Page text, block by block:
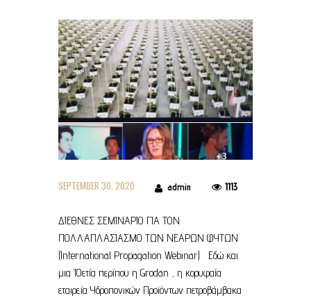
SEPTEMBER 30, 2020 admin 1113
ΔΙΕΘΝΕΣ ΣΕΜΙΝΑΡΙΟ ΓΙΑ ΤΟΝ
ΠΟΛΛΑΠΛΑΣΙΑΣΜΟ ΤΩΝ ΝΕΑΡΩΝ ΦΥΤΩΝ
(International Propagation Webinar) Εδώ και
μια 10ετία περίπου η Grodan , η κορυφαία
εταιρεία Υδροπονικών Προϊόντων πετροβάμβακα